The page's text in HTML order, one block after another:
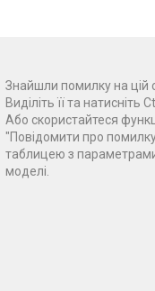
Знайшли помилку на цій
Виділіть її та натисніть
Або скористайтеся
"Повідомити про помилку
таблицею з
моделі.